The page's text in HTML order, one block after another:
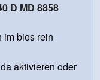
D MD 8858
im bios rein
aktivieren oder